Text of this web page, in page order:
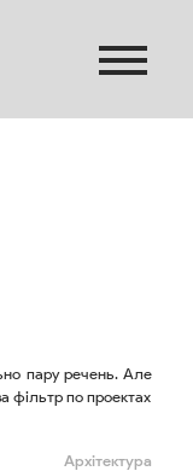
пару речень. Але
фільтр по проектах
Архітектура